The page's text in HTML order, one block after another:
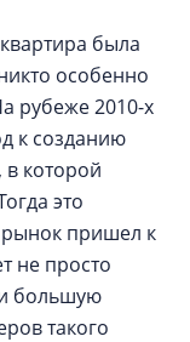
была
особенно
рубеже 2010-х
к созданию
в которой
это
рынок пришел к
не просто
большую
такого